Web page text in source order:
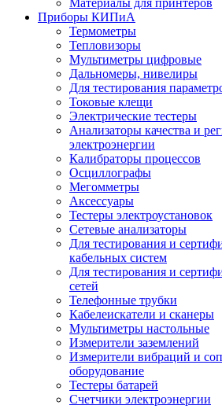
Приборы КИПиА
Термометры
Тепловизоры
Мультиметры цифровые
Дальномеры, нивелиры
Для тестирования
Токовые клещи
Электрические тестеры
Анализаторы качества и
электроэнергии
Калибраторы процессов
Осциллографы
Мегомметры
Аксессуары
Тестеры электроустановок
Сетевые анализаторы
Для тестирования и
кабельных систем
Для тестирования и
сетей
Телефонные трубки
Кабелеискатели и сканеры
Мультиметры настольные
Измерители заземлений
Измерители вибраций и
оборудование
Тестеры батарей
Счетчики электроэнергии